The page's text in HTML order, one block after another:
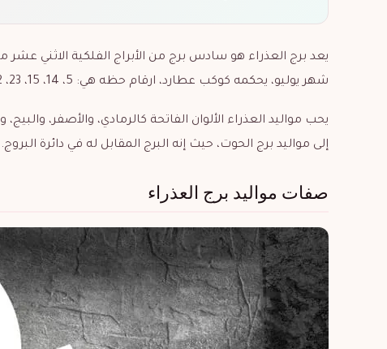
شهر يوليو، يحكمه كوكب عطارد، ارقام حظه هي: 5، 14، 15، 23، 32.
يحب مواليد العذراء الألوان الفاتحة كالرمادي، والأصفر، والبيج، و
إلى مواليد برج الحوت، حيث إنه البرج المقابل له في دائرة البروج.
صفات مواليد برج العذراء